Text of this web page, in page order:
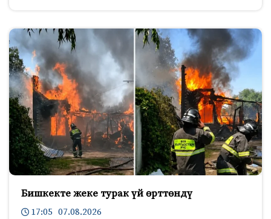
Бишкекте жеке турак үй өрттөндү
17:05 07.08.2026